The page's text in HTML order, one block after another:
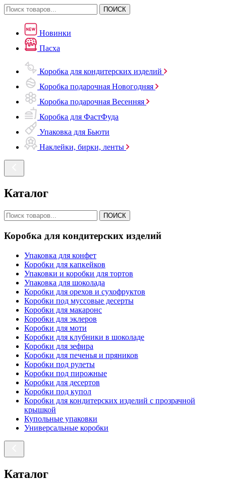
ПОИСК
Новинки
Пасха
Коробка для кондитерских изделий
Коробка подарочная Новогодняя
Коробка подарочная Весенняя
Коробка для ФастФуда
Упаковка для Бьюти
Наклейки, бирки, ленты
Каталог
ПОИСК
Коробка для кондитерских изделий
Упаковка для конфет
Коробки для капкейков
Упаковки и коробки для тортов
Упаковка для шоколада
Коробки для орехов и сухофруктов
Коробки под муссовые десерты
Коробки для макаронс
Коробки для эклеров
Коробки для моти
Коробки для клубники в шоколаде
Коробки для зефира
Коробки для печенья и пряников
Коробки под рулеты
Коробки под пирожные
Коробки для десертов
Коробки под купол
Коробки для кондитерских изделий с прозрачной
крышкой
Купольные упаковки
Универсальные коробки
Каталог